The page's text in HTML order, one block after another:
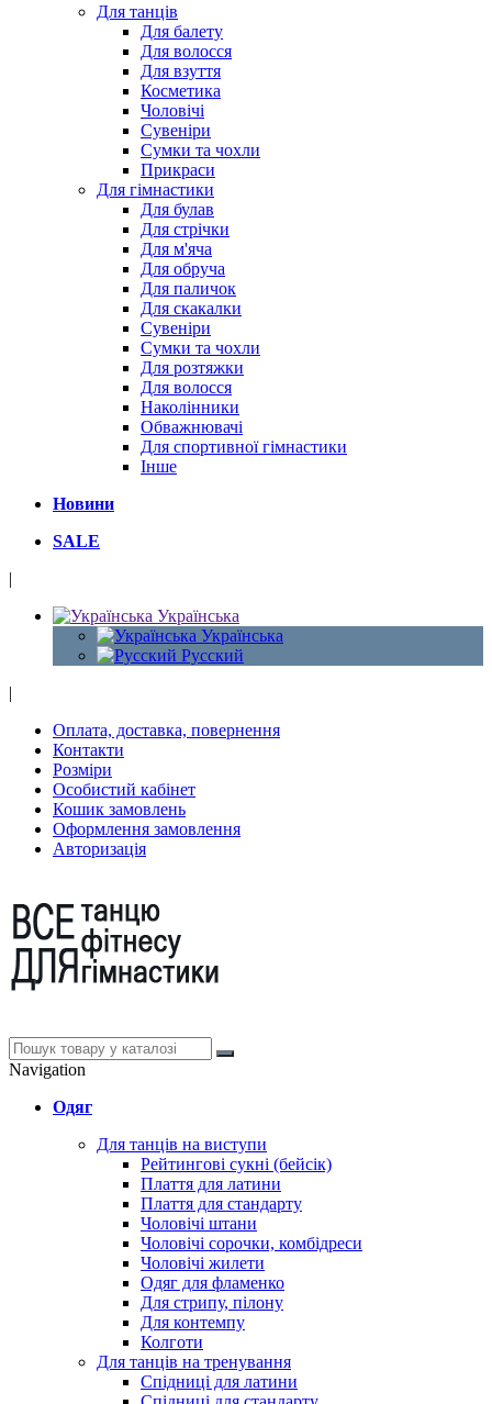
Для танців
Для балету
Для волосся
Для взуття
Косметика
Чоловічі
Сувеніри
Сумки та чохли
Прикраси
Для гімнастики
Для булав
Для стрічки
Для м'яча
Для обруча
Для паличок
Для скакалки
Сувеніри
Сумки та чохли
Для розтяжки
Для волосся
Наколінники
Обважнювачі
Для спортивної гімнастики
Інше
Новини
SALE
|
Українська
Українська
Русский
|
Оплата, доставка, повернення
Контакти
Розміри
Особистий кабінет
Кошик замовлень
Оформлення замовлення
Авторизація
Navigation
Одяг
Для танців на виступи
Рейтингові сукні (бейсік)
Плаття для латини
Плаття для стандарту
Чоловічі штани
Чоловічі сорочки, комбідреси
Чоловічі жилети
Одяг для фламенко
Для стрипу, пілону
Для контемпу
Колготи
Для танців на тренування
Спідниці для латини